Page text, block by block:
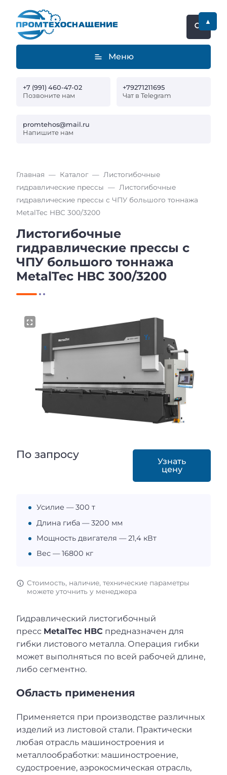
Меню
+7 (991) 460-47-02
Позвоните нам
+79271211695
Чат в Telegram
promtehos@mail.ru
Напишите нам
Главная Каталог
Листогибочные
гидравлические прессы
Листогибочные
гидравлические прессы с ЧПУ большого тоннажа
MetalTec HBC 300/3200
Листогибочные
гидравлические прессы с
ЧПУ большого тоннажа
MetalTec HBC 300/3200
По запросу
Узнать
цену
Усилие — 300 т
Длина гиба — 3200 мм
Мощность двигателя — 21,4 кВт
Вес — 16800 кг
Стоимость, наличие, технические параметры
можете уточнить у менеджера
Гидравлический листогибочный
пресс MetalTec HBС предназначен для
гибки листового металла. Операция гибки
может выполняться по всей рабочей длине,
либо сегментно.
Область применения
Применяется при производстве различных
изделий из листовой стали. Практически
любая отрасль машиностроения и
металлообработки: машиностроение,
судостроение, аэрокосмическая отрасль,
▲